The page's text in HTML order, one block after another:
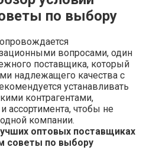
по выбору
вопросами, один
поставщика, который
надлежащего качества с
устанавливать
контрагентами,
ассортимента, чтобы не
компании.
оптовых поставщиках
советы по выбору